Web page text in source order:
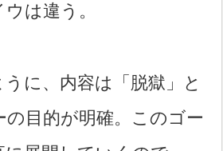
は違う。
に、内容は「脱獄」と
の目的が明確。このゴー